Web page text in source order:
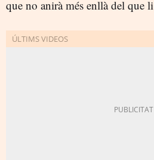
que no anirà més enllà del que